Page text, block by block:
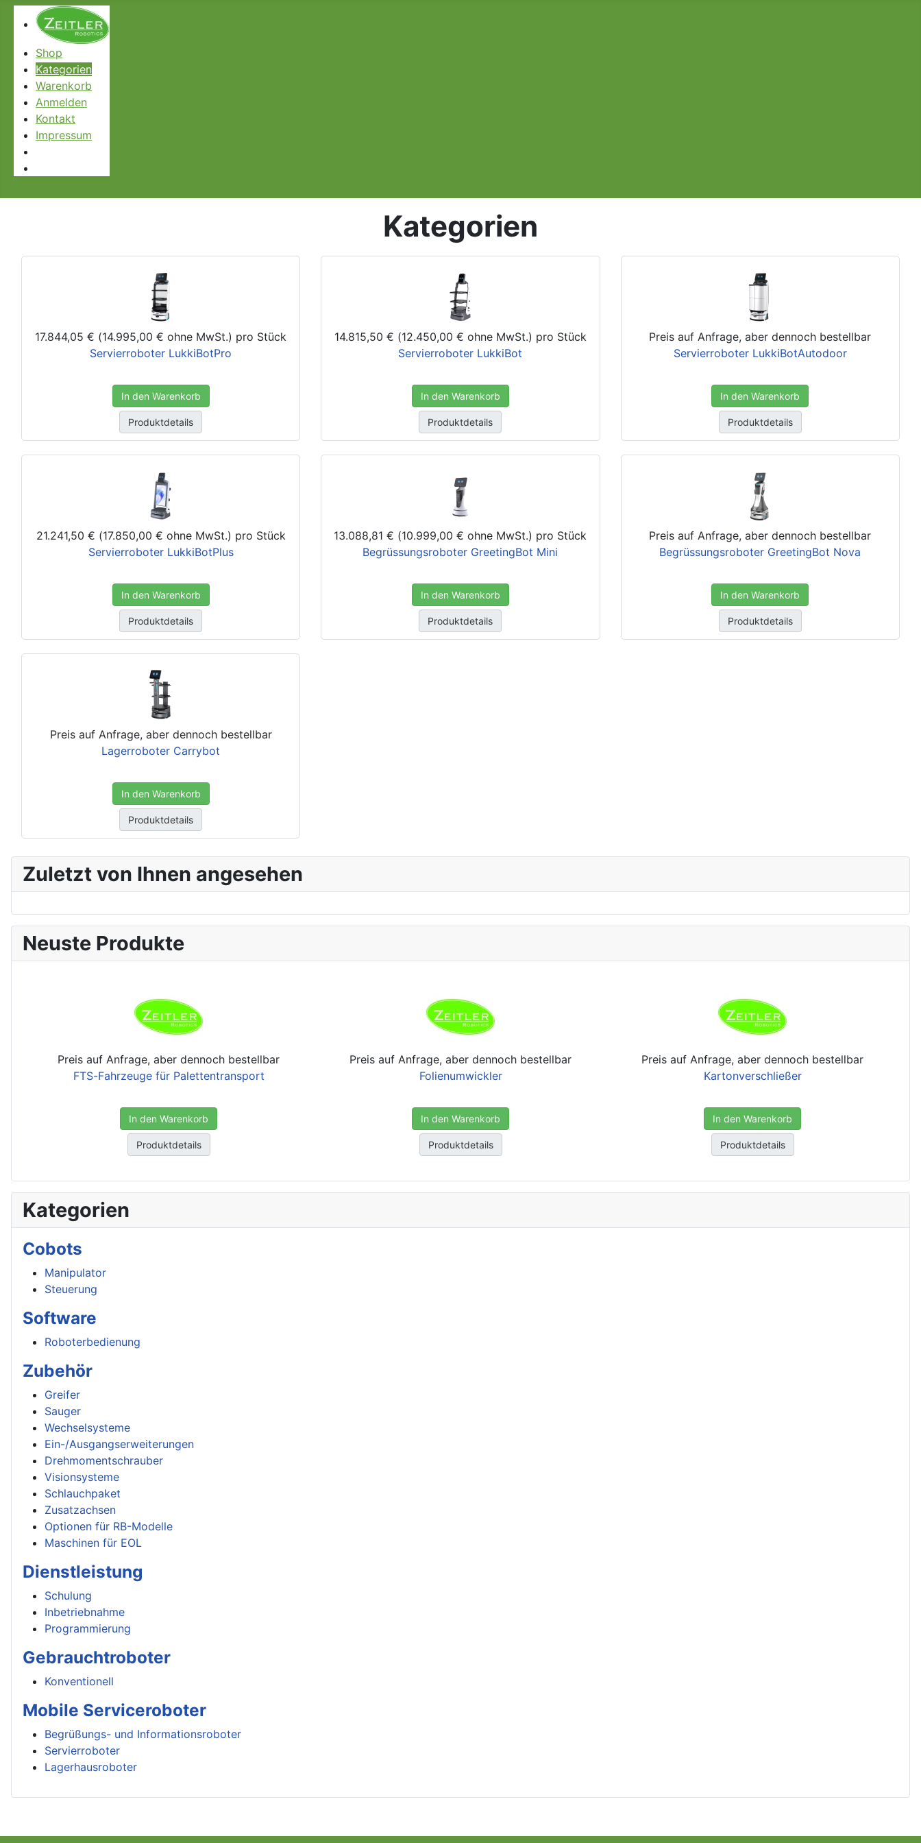
Shop
Kategorien
Warenkorb
Anmelden
Kontakt
Impressum
Kategorien
Cobots
Manipulator
Steuerung
Software
Roboterbedienung
Zubehör
Greifer
Sauger
Wechselsysteme
Ein-/Ausgangserweiterungen
Drehmomentschrauber
Visionsysteme
Schlauchpaket
Zusatzachsen
Optionen für RB-Modelle
Maschinen für EOL
Dienstleistung
Schulung
Inbetriebnahme
Programmierung
Gebrauchtroboter
Konventionell
Mobile Serviceroboter
Begrüßungs- und Informationsroboter
Servierroboter
Lagerhausroboter
Kategorien
17.844,05 € (14.995,00 € ohne MwSt.) pro Stück
Servierroboter LukkiBotPro
In den Warenkorb
Produktdetails
14.815,50 € (12.450,00 € ohne MwSt.) pro Stück
Servierroboter LukkiBot
In den Warenkorb
Produktdetails
Preis auf Anfrage, aber dennoch bestellbar
Servierroboter LukkiBotAutodoor
In den Warenkorb
Produktdetails
21.241,50 € (17.850,00 € ohne MwSt.) pro Stück
Servierroboter LukkiBotPlus
In den Warenkorb
Produktdetails
13.088,81 € (10.999,00 € ohne MwSt.) pro Stück
Begrüssungsroboter GreetingBot Mini
In den Warenkorb
Produktdetails
Preis auf Anfrage, aber dennoch bestellbar
Begrüssungsroboter GreetingBot Nova
In den Warenkorb
Produktdetails
Preis auf Anfrage, aber dennoch bestellbar
Lagerroboter Carrybot
In den Warenkorb
Produktdetails
Zuletzt von Ihnen angesehen
Neuste Produkte
Preis auf Anfrage, aber dennoch bestellbar
FTS-Fahrzeuge für Palettentransport
In den Warenkorb
Produktdetails
Preis auf Anfrage, aber dennoch bestellbar
Folienumwickler
In den Warenkorb
Produktdetails
Preis auf Anfrage, aber dennoch bestellbar
Kartonverschließer
In den Warenkorb
Produktdetails